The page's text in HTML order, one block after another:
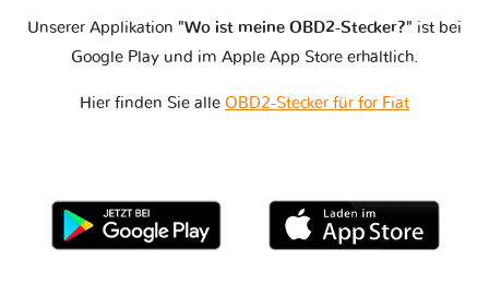
Unserer Applikation "Wo ist meine OBD2-Stecker?" ist bei
Google Play und im Apple App Store erhältlich.
Hier finden Sie alle OBD2-Stecker für for Fiat